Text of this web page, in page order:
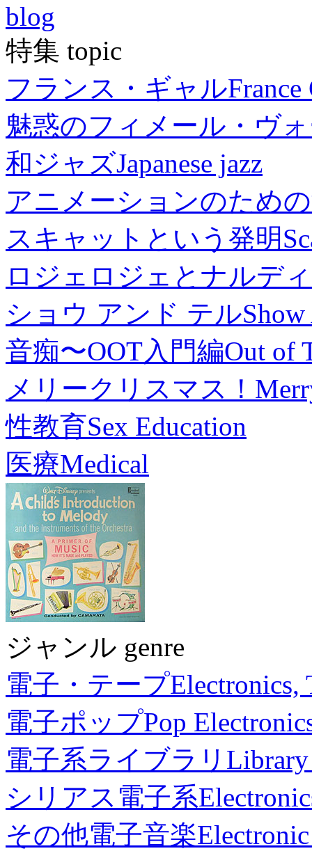
blog
特集 topic
フランス・ギャルFrance
魅惑のフィメール・ヴ
和ジャズJapanese jazz
アニメーションのため
スキャットという発明
ロジェロジェとナルデ
ショウ アンド テル
音痴〜OOT入門編Out of
メリークリスマス！
性教育Sex Education
医療Medical
ジャンル genre
電子・テープElectronics,
電子ポップPop
電子系ライブラリ
シリアス電子系
その他電子音楽